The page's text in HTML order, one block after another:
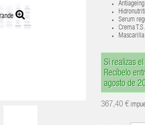
Serum
Crema
Si realizas
Recíbelo
agosto de
367,40 €